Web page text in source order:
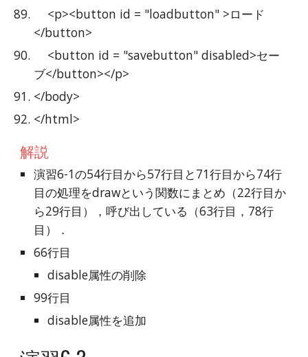
</button>
ブ</button></p>
</body>
</html>
解説
演習6-1の54行目から57行目と71行目から74行
目の処理をdrawという関数にまとめ（22行目か
ら29行目），呼び出している（63行目，78行
目）．
66行目
disable属性の削除
99行目
disable属性を追加